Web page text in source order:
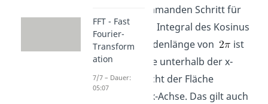
einzelnen Summanden Schritt für
Schritt an. Das Integral des Kosinus
über die Periodenlänge von
ist
Null. Die Fläche unterhalb der x-
Achse entspricht der Fläche
oberhalb der x-Achse. Das gilt auch
FFT - Fast
Fourier-
Transform
ation
7/7 – Dauer:
05:07